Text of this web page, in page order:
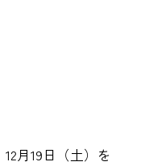
月19日（土）を